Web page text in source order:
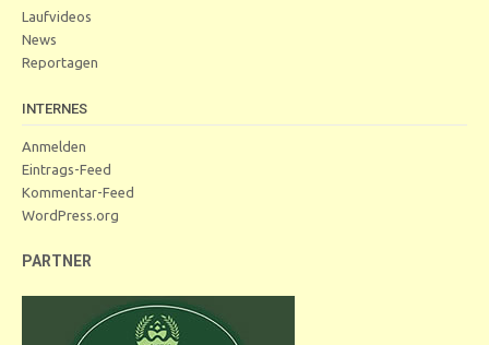
Laufvideos
News
Reportagen
INTERNES
Anmelden
Eintrags-Feed
Kommentar-Feed
WordPress.org
PARTNER